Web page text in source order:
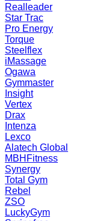
Realleader
Star Trac
Pro Energy
Torque
Steelflex
iMassage
Ogawa
Gymmaster
Insight
Vertex
Drax
Intenza
Lexco
Alatech Global
MBHFitness
Synergy
Total Gym
Rebel
ZSO
LuckyGym